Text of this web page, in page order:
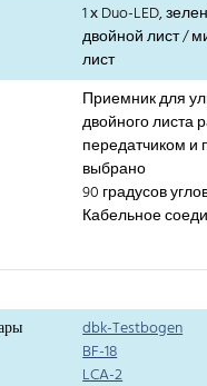
1 х Duo-LED,
двойной лист /
лист
Приемник для
двойного листа
передатчиком
выбрано
90 градусов
Кабельное
dbk-Testbogen
BF-18
LCA-2